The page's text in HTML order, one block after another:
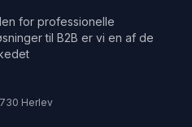
for professionelle
til B2B er vi en af de
Herlev